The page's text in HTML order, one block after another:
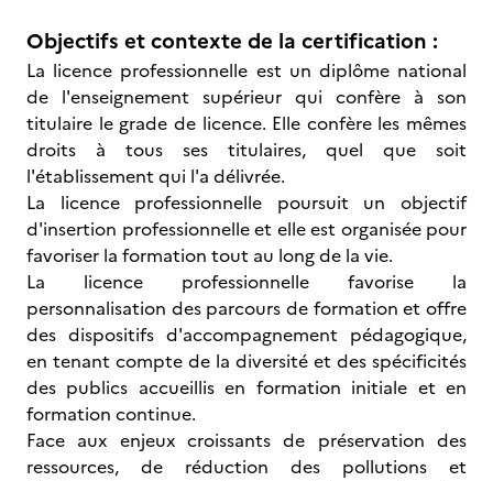
Objectifs et contexte de la certification :
La licence professionnelle est un diplôme national
de l'enseignement supérieur qui confère à son
titulaire le grade de licence. Elle confère les mêmes
droits à tous ses titulaires, quel que soit
l'établissement qui l'a délivrée.
La licence professionnelle poursuit un objectif
d'insertion professionnelle et elle est organisée pour
favoriser la formation tout au long de la vie.
La licence professionnelle favorise la
personnalisation des parcours de formation et offre
des dispositifs d'accompagnement pédagogique,
en tenant compte de la diversité et des spécificités
des publics accueillis en formation initiale et en
formation continue.
Face aux enjeux croissants de préservation des
ressources, de réduction des pollutions et